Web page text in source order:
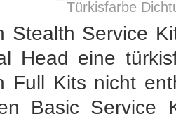
Türkisfarbe
Stealth Service
Head eine
Full Kits nicht
Basic Service